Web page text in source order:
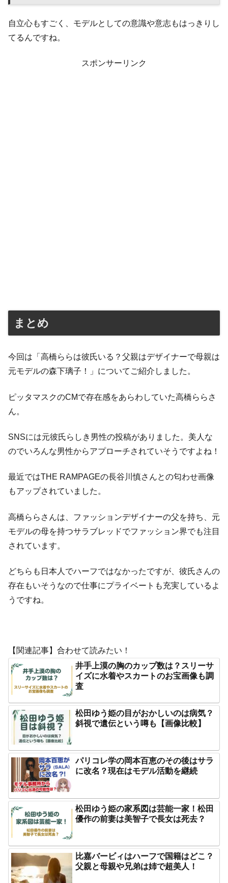
自立心もすごく、モデルとしての意識や意志もはっきりし
てるんですね。
スポンサーリンク
まとめ
今回は「高橋ららは彼氏いる？父親はデザイナーで母親は
元モデルの森下璃子！」についてご紹介しました。
ピッタマスクのCMで存在感をあらわしていた高橋ららさ
ん。
SNSには元彼氏らしき男性の投稿がありました。美人な
のでいろんな男性からアプローチされていそうですよね！
最近ではTHE RAMPAGEの長谷川慎さんとの匂わせ画像
もアップされていました。
高橋ららさんは、ファッションデザイナーの父を持ち、元
モデルの母を持つサラブレッドでファッション界でも注目
されています。
どちらも日本人でハーフではなかったですが、彼氏さんの
存在もいそうなので仕事にプライベートも充実しているよ
うですね。
【関連記事】合わせて読みたい！
井手上漠の胸のカップ数は？スリーサ
イズに水着やスカートのお宝画像も調
査
松田ゆう姫の目がおかしいのは病気？
斜視で遺伝という噂も【画像比較】
パリコレ学の岡本百恵のその後はサラ
に改名？現在はモデル活動を継続
松田ゆう姫の家系図は芸能一家！松田
優作の前妻は美智子で長女は死去？
比嘉バービィはハーフで国籍はどこ？
父親と母親や兄弟は姉で超美人！